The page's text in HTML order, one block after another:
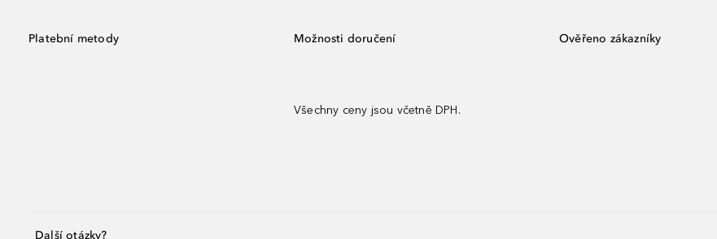
Platební metody Možnosti doručení
Všechny ceny jsou včetně DPH.
Ověřeno zákazníky
Další otázky?